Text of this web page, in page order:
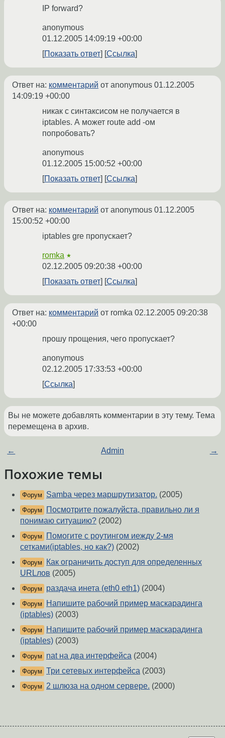
IP forward?
anonymous
01.12.2005 14:09:19 +00:00
Показать ответ
Ссылка
Ответ на: комментарий от anonymous 01.12.2005
14:09:19 +00:00
никак с синтаксисом не получается в
iptables. А может route add -ом
попробовать?
anonymous
01.12.2005 15:00:52 +00:00
Показать ответ
Ссылка
Ответ на: комментарий от anonymous 01.12.2005
15:00:52 +00:00
iptables gre пропускает?
romka ★
02.12.2005 09:20:38 +00:00
Показать ответ
Ссылка
Ответ на: комментарий от romka 02.12.2005 09:20:38
+00:00
прошу прощения, чего пропускает?
anonymous
02.12.2005 17:33:53 +00:00
Ссылка
Вы не можете добавлять комментарии в эту тему. Тема
перемещена в архив.
← Admin →
Похожие темы
Форум Samba через маршрутизатор. (2005)
Форум
Посмотрите пожалуйста, правильно ли я
понимаю ситуацию? (2002)
Форум
Помогите с роутингом иежду 2-мя
сетками(iptables, но как?) (2002)
Форум
Как ограничить доступ для определенных
URLлов (2005)
Форум раздача инета (eth0 eth1) (2004)
Форум
Напишите рабочий пример маскарадинга
(iptables) (2003)
Форум
Напишите рабочий пример маскарадинга
(iptables) (2003)
Форум nat на два интерфейса (2004)
Форум Три сетевых интерфейса (2003)
Форум 2 шлюза на одном сервере. (2000)